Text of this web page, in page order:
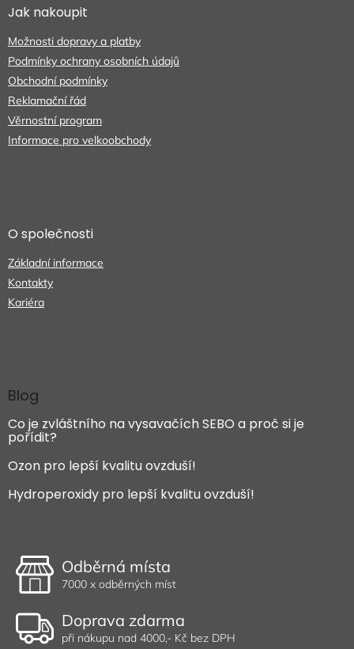
aJak nakoupit
Možnosti dopravy a platby
Podmínky ochrany osobních údajů
Obchodní podmínky
Reklamační řád
Věrnostní program
Informace pro velkoobchody
O společnosti
Základní informace
Kontakty
Kariéra
Blog
Co je zvláštního na vysavačích SEBO a proč si je
pořídit?
Ozon pro lepší kvalitu ovzduší!
Hydroperoxidy pro lepší kvalitu ovzduší!
Odběrná místa
7000 x odběrných míst
Doprava zdarma
při nákupu nad 4000,- Kč bez DPH